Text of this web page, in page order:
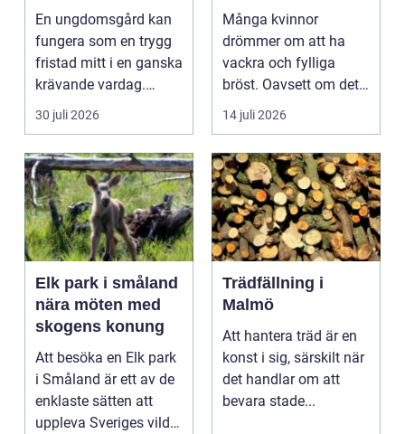
trygghet och
växande
En ungdomsgård kan
fungera som en trygg
fristad mitt i en ganska
krävande vardag.
Skola, sociala med...
30 juli 2026
bröst
Många kvinnor
drömmer om att ha
vackra och fylliga
bröst. Oavsett om det
är f&o...
14 juli 2026
Elk park i småland
nära möten med
skogens konung
Att besöka en Elk park
i Småland är ett av de
enklaste sätten att
uppleva Sveriges vilda
Trädfällning i
Malmö
Att hantera träd är en
konst i sig, särskilt när
det handlar om att
bevara stade...